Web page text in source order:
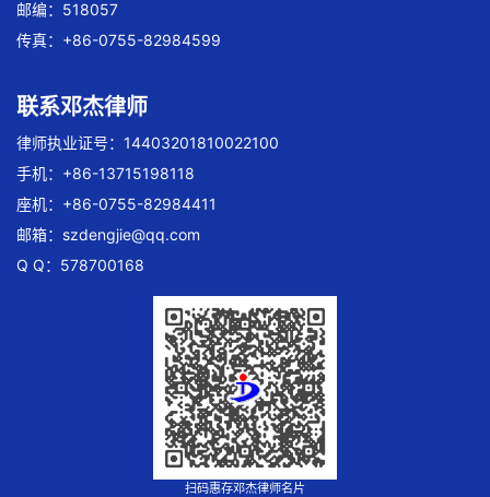
邮编：518057
传真：+86-0755-82984599
联系邓杰律师
律师执业证号：14403201810022100
手机：+86-13715198118
座机：+86-0755-82984411
邮箱： szdengjie@qq.com
Q Q：578700168
扫码惠存邓杰律师名片